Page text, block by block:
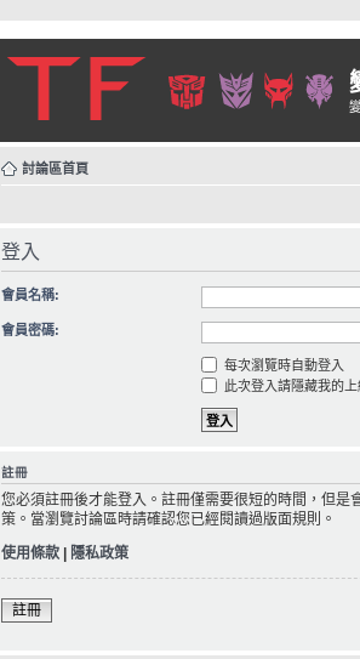
討論區首頁
登入
會員名稱:
會員密碼:
每次瀏覽時自動登入
此次登入請隱藏我的
註冊
您必須註冊後才能登入。註冊僅需要很短的時間，但
策。當瀏覽討論區時請確認您已經閱讀過版面規則。
使用條款
隱私政策
註冊